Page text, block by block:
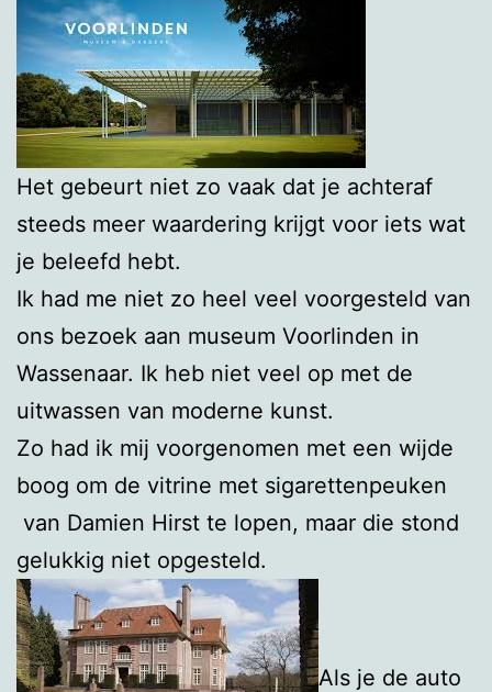
Het gebeurt niet zo vaak dat je achteraf
steeds meer waardering krijgt voor iets wat
je beleefd hebt.
Ik had me niet zo heel veel voorgesteld van
ons bezoek aan museum Voorlinden in
Wassenaar. Ik heb niet veel op met de
uitwassen van moderne kunst.
Zo had ik mij voorgenomen met een wijde
boog om de vitrine met sigarettenpeuken
van Damien Hirst te lopen, maar die stond
gelukkig niet opgesteld.
Als je de auto